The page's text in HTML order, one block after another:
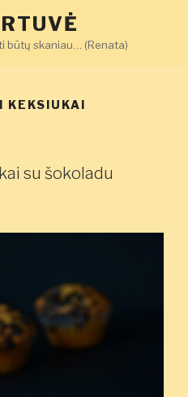
būtų skaniau… (Renata)
KEKSIUKAI
su šokoladu